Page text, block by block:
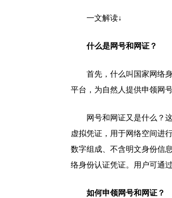
一文解读↓
什么是网号和网证？
首先，什么叫国家网络
平台，为自然人提供申领网
网号和网证又是什么？
虚拟凭证，用于网络空间进
数字组成、不含明文身份信
络身份认证凭证。用户可通
如何申领网号和网证？